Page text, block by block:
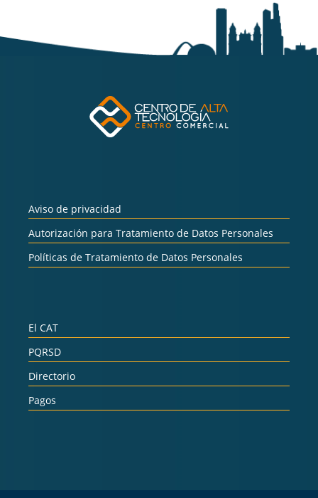
Aviso de privacidad
Autorización para Tratamiento de Datos Personales
Políticas de Tratamiento de Datos Personales
El CAT
PQRSD
Directorio
Pagos